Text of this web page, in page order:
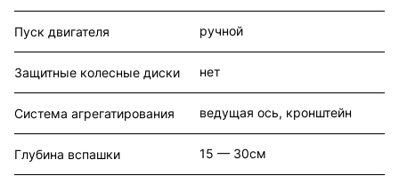
Пуск двигателя ручной
Защитные колесные диски нет
Система агрегатирования ведущая ось, кронштейн
Глубина вспашки 15 — 30см